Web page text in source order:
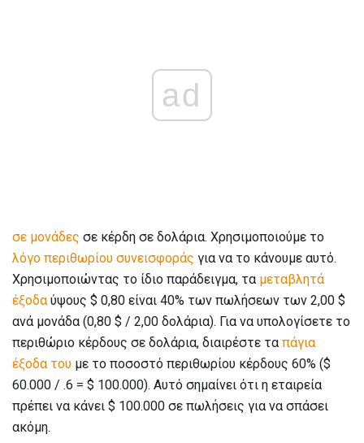
ad
σε μονάδες σε κέρδη σε δολάρια. Χρησιμοποιούμε το
λόγο περιθωρίου συνεισφοράς για να το κάνουμε αυτό.
Χρησιμοποιώντας το ίδιο παράδειγμα, τα μεταβλητά
έξοδαύψους $ 0,80 είναι 40% των πωλήσεων των 2,00 $
ανά μονάδα (0,80 $ / 2,00 δολάρια). Για να υπολογίσετε το
περιθώριο κέρδους σε δολάρια, διαιρέστε τα πάγια
έξοδα του με το ποσοστό περιθωρίου κέρδους 60% ($
60.000 / .6 = $ 100.000). Αυτό σημαίνει ότι η εταιρεία
πρέπει να κάνει $ 100.000 σε πωλήσεις για να σπάσει
ακόμη.